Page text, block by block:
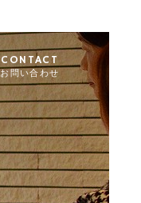
CONTACT
お問い合わせ